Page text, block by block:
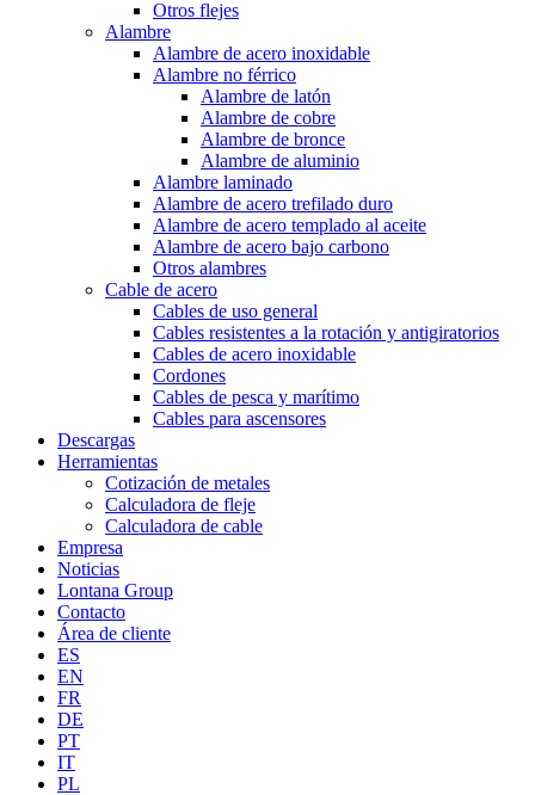
Otros flejes
Alambre
Alambre de acero inoxidable
Alambre no férrico
Alambre de latón
Alambre de cobre
Alambre de bronce
Alambre de aluminio
Alambre laminado
Alambre de acero trefilado duro
Alambre de acero templado al aceite
Alambre de acero bajo carbono
Otros alambres
Cable de acero
Cables de uso general
Cables resistentes a la rotación y antigiratorios
Cables de acero inoxidable
Cordones
Cables de pesca y marítimo
Cables para ascensores
Descargas
Herramientas
Cotización de metales
Calculadora de fleje
Calculadora de cable
Empresa
Noticias
Lontana Group
Contacto
Área de cliente
ES
EN
FR
DE
PT
IT
PL